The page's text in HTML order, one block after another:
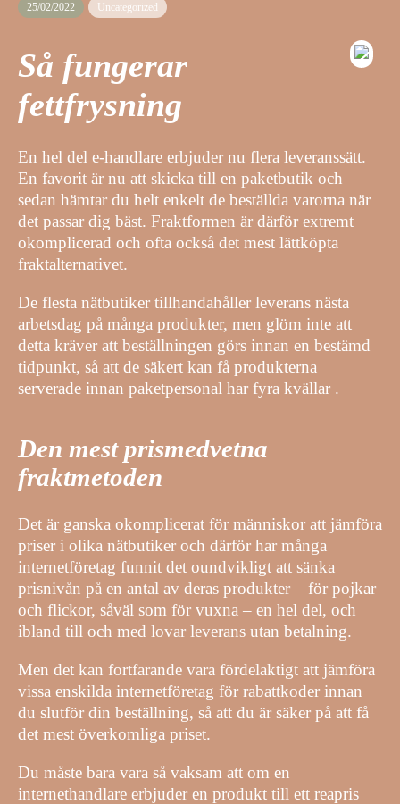
25/02/2022 Uncategorized
Så fungerar
fettfrysning
En hel del e-handlare erbjuder nu flera leveranssätt.
En favorit är nu att skicka till en paketbutik och
sedan hämtar du helt enkelt de beställda varorna när
det passar dig bäst. Fraktformen är därför extremt
okomplicerad och ofta också det mest lättköpta
fraktalternativet.
De flesta nätbutiker tillhandahåller leverans nästa
arbetsdag på många produkter, men glöm inte att
detta kräver att beställningen görs innan en bestämd
tidpunkt, så att de säkert kan få produkterna
serverade innan paketpersonal har fyra kvällar .
Den mest prismedvetna
fraktmetoden
Det är ganska okomplicerat för människor att jämföra
priser i olika nätbutiker och därför har många
internetföretag funnit det oundvikligt att sänka
prisnivån på en antal av deras produkter – för pojkar
och flickor, såväl som för vuxna – en hel del, och
ibland till och med lovar leverans utan betalning.
Men det kan fortfarande vara fördelaktigt att jämföra
vissa enskilda internetföretag för rabattkoder innan
du slutför din beställning, så att du är säker på att få
det mest överkomliga priset.
Du måste bara vara så vaksam att om en
internethandlare erbjuder en produkt till ett reapris